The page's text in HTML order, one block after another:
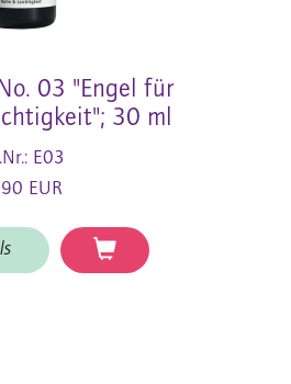
03 "Engel für
30 ml
E03
EUR